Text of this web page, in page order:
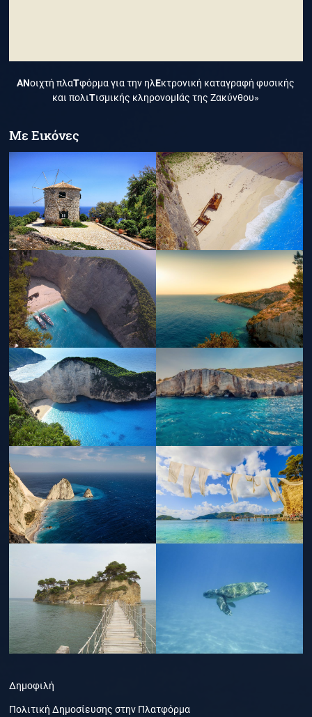
ΑΝοιχτή πλαΤφόρμα για την ηλΕκτρονική καταγραφή φυσικής
και πολιΤισμικής κληρονομΙάς της Ζακύνθου»
Με Εικόνες
Δημοφιλή
Πολιτική Δημοσίευσης στην Πλατφόρμα